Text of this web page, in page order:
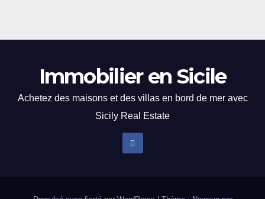
Immobilier en Sicile
Achetez des maisons et des villas en bord de mer avec
Sicily Real Estate